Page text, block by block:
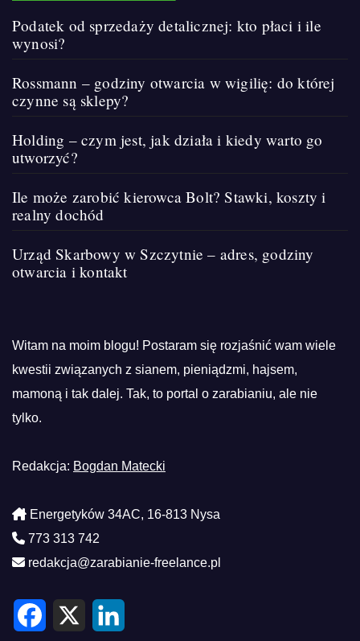
Podatek od sprzedaży detalicznej: kto płaci i ile
wynosi?
Rossmann – godziny otwarcia w wigilię: do której
czynne są sklepy?
Holding – czym jest, jak działa i kiedy warto go
utworzyć?
Ile może zarobić kierowca Bolt? Stawki, koszty i
realny dochód
Urząd Skarbowy w Szczytnie – adres, godziny
otwarcia i kontakt
Witam na moim blogu! Postaram się rozjaśnić wam wiele
kwestii związanych z sianem, pieniądzmi, hajsem,
mamoną i tak dalej. Tak, to portal o zarabianiu, ale nie
tylko.
Redakcja: Bogdan Matecki
Energetyków 34AC, 16-813 Nysa
773 313 742
redakcja@zarabianie-freelance.pl
F
X